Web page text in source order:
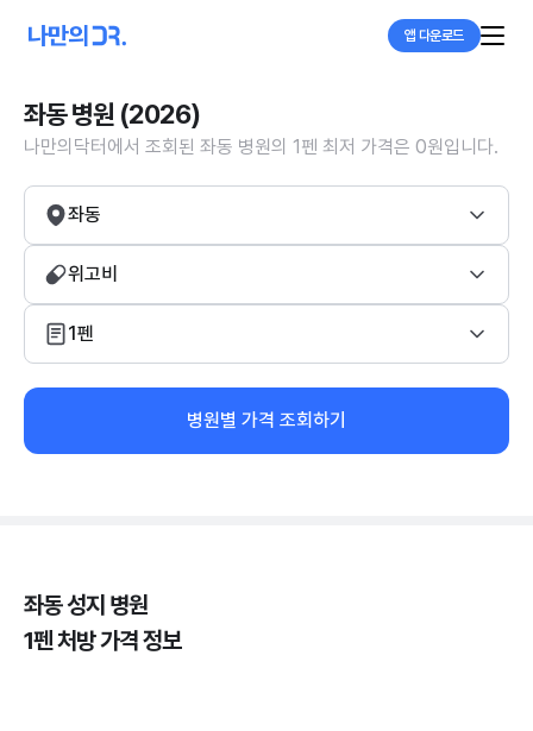
앱 다운로드
좌동 병원 (2026)
나만의닥터에서 조회된 좌동 병원의 1펜 최저 가격은 0원입니다.
좌동
위고비
1펜
병원별 가격 조회하기
좌동 성지 병원
1펜 처방 가격 정보